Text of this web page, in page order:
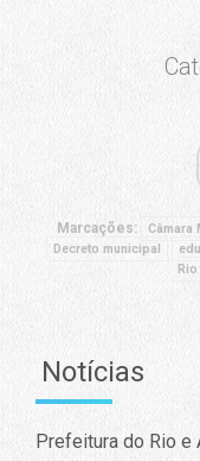
Marcações: Câmara
Decreto municipal
Notícias
Prefeitura do Rio e